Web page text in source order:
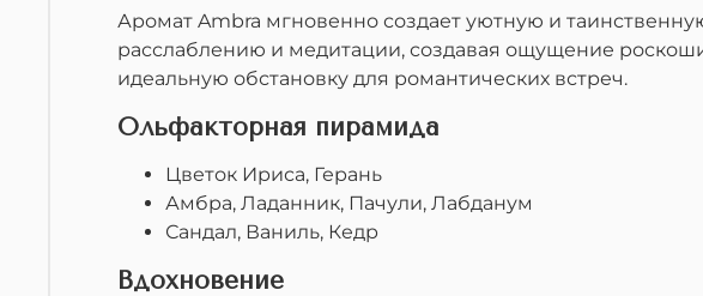
Аромат Ambra мгновенно создает уютную и
расслаблению и медитации, создавая ощущение
идеальную обстановку для романтических встреч.
Ольфакторная пирамида
Цветок Ириса, Герань
Амбра, Ладанник, Пачули, Лабданум
Сандал, Ваниль, Кедр
Вдохновение